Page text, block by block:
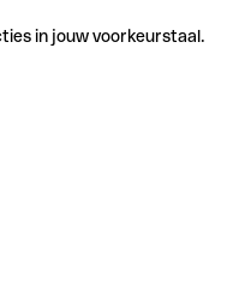
in jouw voorkeurstaal.